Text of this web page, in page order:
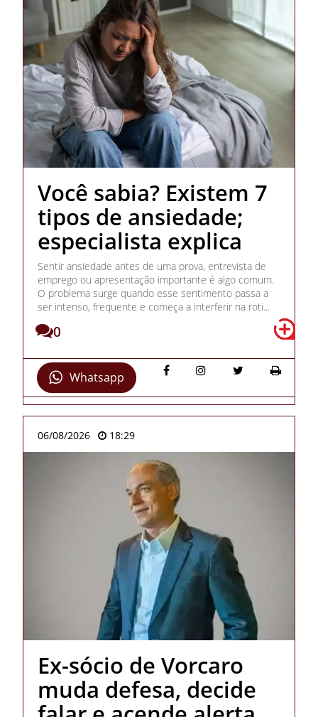
Você sabia? Existem 7
tipos de ansiedade;
especialista explica
Sentir ansiedade antes de uma prova, entrevista de
emprego ou apresentação importante é algo comum.
O problema surge quando esse sentimento passa a
ser intenso, frequente e começa a interferir na roti...
0
Whatsapp
06/08/2026 18:29
Ex-sócio de Vorcaro
muda defesa, decide